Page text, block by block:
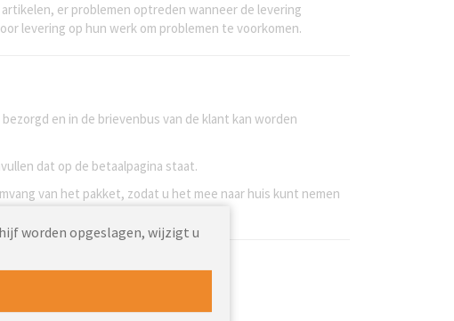
er problemen optreden wanneer de levering
levering op hun werk om problemen te voorkomen.
en in de brievenbus van de klant kan worden
dat op de betaalpagina staat.
van het pakket, zodat u het mee naar huis kunt nemen
worden opgeslagen, wijzigt u